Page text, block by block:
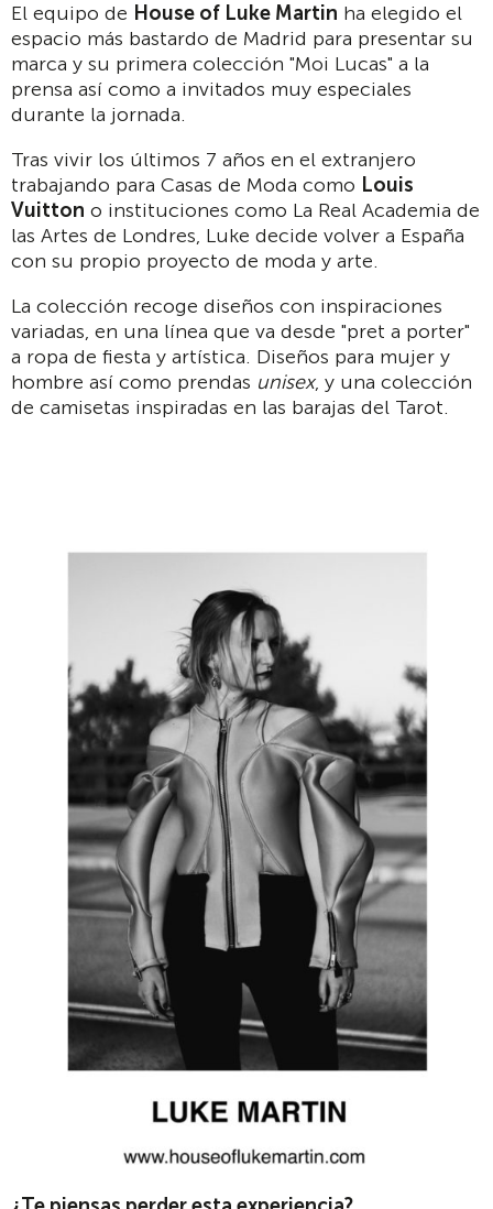
El equipo de House of Luke Martin ha elegido el
espacio más bastardo de Madrid para presentar su
marca y su primera colección "Moi Lucas" a la
prensa así como a invitados muy especiales
durante la jornada.
Tras vivir los últimos 7 años en el extranjero
trabajando para Casas de Moda como Louis
Vuitton o instituciones como La Real Academia de
las Artes de Londres, Luke decide volver a España
con su propio proyecto de moda y arte.
La colección recoge diseños con inspiraciones
variadas, en una línea que va desde "pret a porter"
a ropa de fiesta y artística. Diseños para mujer y
hombre así como prendas unisex, y una colección
de camisetas inspiradas en las barajas del Tarot.